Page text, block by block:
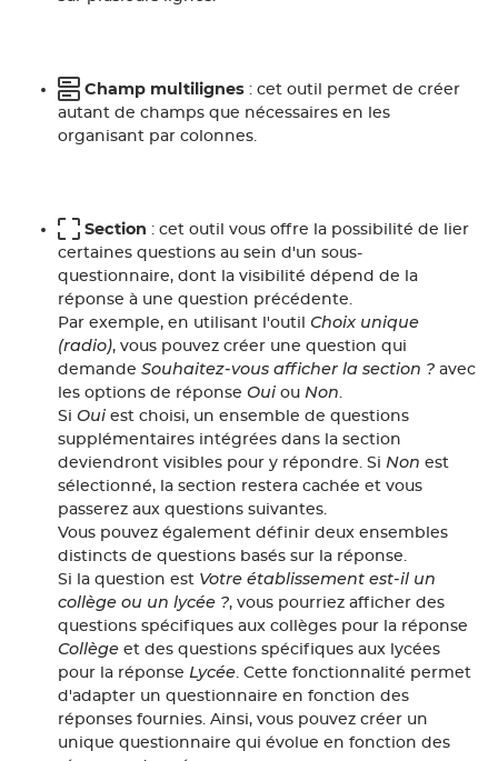
Champ multilignes : cet outil permet de créer
autant de champs que nécessaires en les
organisant par colonnes.
Section : cet outil vous offre la possibilité de lier
certaines questions au sein d'un sous-
questionnaire, dont la visibilité dépend de la
réponse à une question précédente.
Par exemple, en utilisant l'outil Choix unique
(radio), vous pouvez créer une question qui
demande Souhaitez-vous afficher la section ? avec
les options de réponse Oui ou Non
Si Oui est choisi, un ensemble de questions
supplémentaires intégrées dans la section
deviendront visibles pour y répondre. Si Non est
sélectionné, la section restera cachée et vous
passerez aux questions suivantes.
Vous pouvez également définir deux ensembles
distincts de questions basés sur la réponse.
Si la question est Votre établissement est-il un
collège ou un lycée ?, vous pourriez afficher des
questions spécifiques aux collèges pour la réponse
Collège et des questions spécifiques aux lycées
pour la réponse Lycée . Cette fonctionnalité permet
d'adapter un questionnaire en fonction des
réponses fournies. Ainsi, vous pouvez créer un
unique questionnaire qui évolue en fonction des